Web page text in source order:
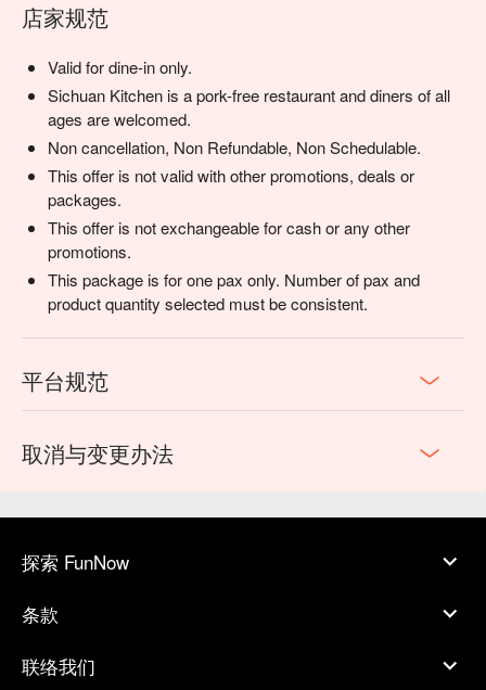
店家规范
Valid for dine-in only.
Sichuan Kitchen is a pork-free restaurant and diners of all
ages are welcomed.
Non cancellation, Non Refundable, Non Schedulable.
This offer is not valid with other promotions, deals or
packages.
This offer is not exchangeable for cash or any other
promotions.
This package is for one pax only. Number of pax and
product quantity selected must be consistent.
平台规范
取消与变更办法
探索 FunNow
条款
联络我们